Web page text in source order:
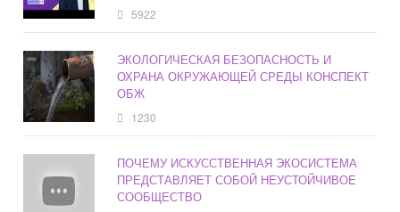
5922
ЭКОЛОГИЧЕСКАЯ БЕЗОПАСНОСТЬ И
ОХРАНА ОКРУЖАЮЩЕЙ СРЕДЫ КОНСПЕКТ
ОБЖ
1230
ПОЧЕМУ ИСКУССТВЕННАЯ ЭКОСИСТЕМА
ПРЕДСТАВЛЯЕТ СОБОЙ НЕУСТОЙЧИВОЕ
СООБЩЕСТВО